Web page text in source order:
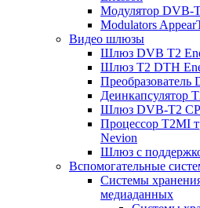
Модулятор DVB-
Modulators
Видео шлюзы
Шлюз DVB T2
Шлюз T2 DTH
Преобразователь
Деинкапсулятор
Шлюз DVB-T2
Процессор T2MI
Nevion
Шлюз с
Вспомогательные
Системы
медиаданных